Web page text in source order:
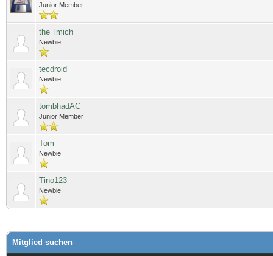
Junior Member
the_lmich
Newbie
tecdroid
Newbie
tombhadAC
Junior Member
Tom
Newbie
Tino123
Newbie
Mitglied suchen